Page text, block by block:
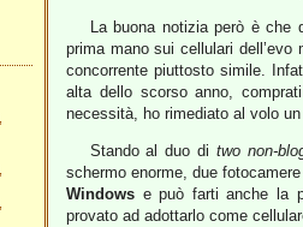
La buona notizia però è che
prima mano sui cellulari dell’evo
concorrente piuttosto simile.
alta dello scorso anno,
necessità, ho rimediato al volo
Stando al duo ditwo non-
schermo enorme, due
Windows e può farti anche la
provato ad adottarlo come